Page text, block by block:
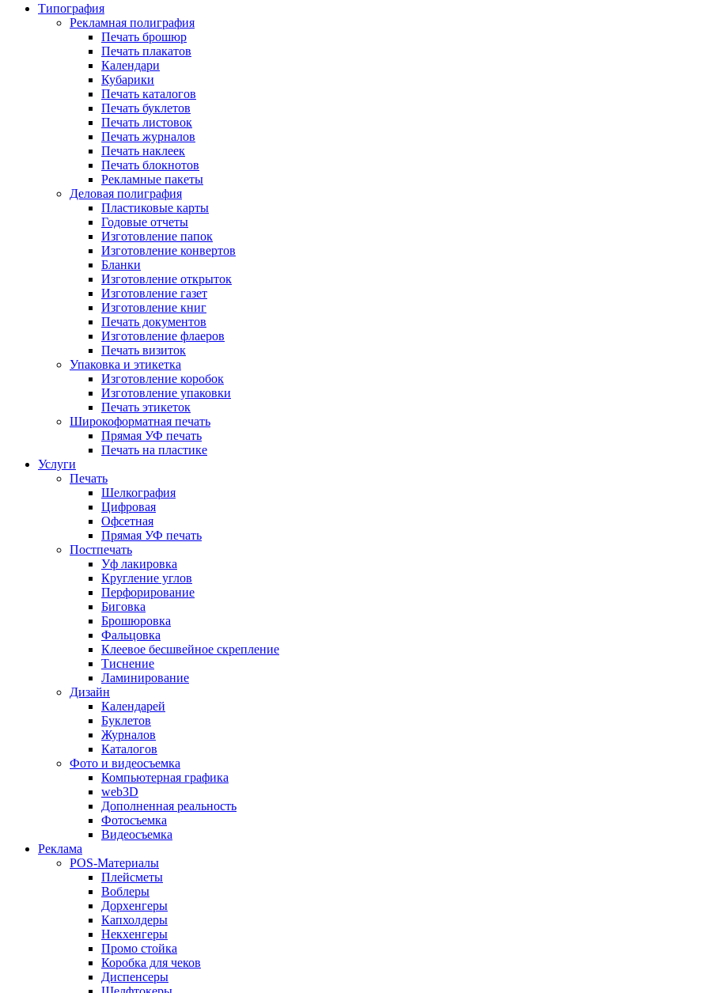
Типография
Рекламная полиграфия
Печать брошюр
Печать плакатов
Календари
Кубарики
Печать каталогов
Печать буклетов
Печать листовок
Печать журналов
Печать наклеек
Печать блокнотов
Рекламные пакеты
Деловая полиграфия
Пластиковые карты
Годовые отчеты
Изготовление папок
Изготовление конвертов
Бланки
Изготовление открыток
Изготовление газет
Изготовление книг
Печать документов
Изготовление флаеров
Печать визиток
Упаковка и этикетка
Изготовление коробок
Изготовление упаковки
Печать этикеток
Широкоформатная печать
Прямая УФ печать
Печать на пластике
Услуги
Печать
Шелкография
Цифровая
Офсетная
Прямая УФ печать
Постпечать
Уф лакировка
Кругление углов
Перфорирование
Биговка
Брошюровка
Фальцовка
Клеевое бесшвейное скрепление
Тиснение
Ламинирование
Дизайн
Календарей
Буклетов
Журналов
Каталогов
Фото и видеосъемка
Компьютерная графика
web3D
Дополненная реальность
Фотосъемка
Видеосъемка
Реклама
POS-Материалы
Плейсметы
Воблеры
Дорхенгеры
Капхолдеры
Некхенгеры
Промо стойка
Коробка для чеков
Диспенсеры